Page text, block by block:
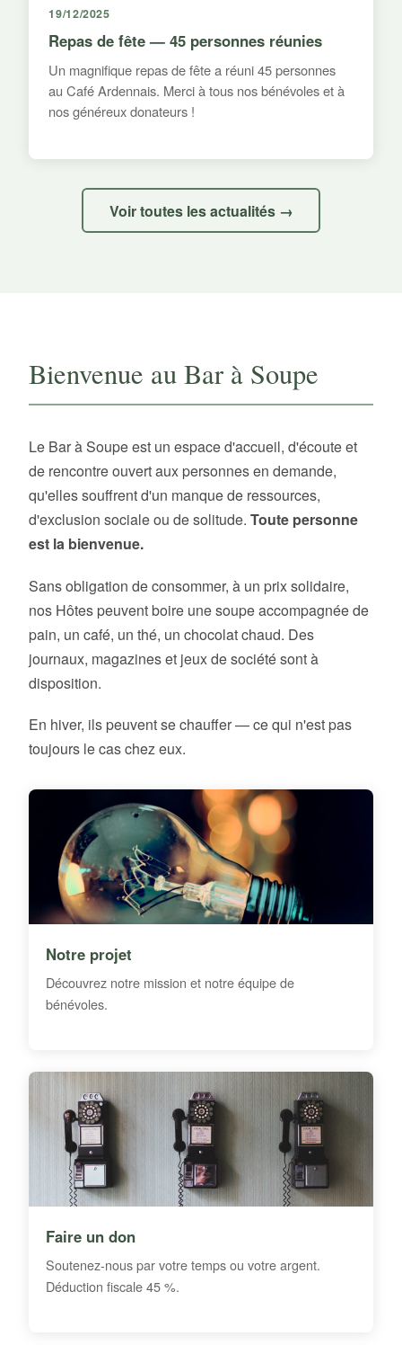
19/12/2025
Repas de fête — 45 personnes réunies
Un magnifique repas de fête a réuni 45 personnes
au Café Ardennais. Merci à tous nos bénévoles et à
nos généreux donateurs !
Voir toutes les actualités →
Bienvenue au Bar à Soupe
Le Bar à Soupe est un espace d'accueil, d'écoute et
de rencontre ouvert aux personnes en demande,
qu'elles souffrent d'un manque de ressources,
d'exclusion sociale ou de solitude. Toute personne
est la bienvenue.
Sans obligation de consommer, à un prix solidaire,
nos Hôtes peuvent boire une soupe accompagnée de
pain, un café, un thé, un chocolat chaud. Des
journaux, magazines et jeux de société sont à
disposition.
En hiver, ils peuvent se chauffer — ce qui n'est pas
toujours le cas chez eux.
Notre projet
Découvrez notre mission et notre équipe de
bénévoles.
Faire un don
Soutenez-nous par votre temps ou votre argent.
Déduction fiscale 45 %.